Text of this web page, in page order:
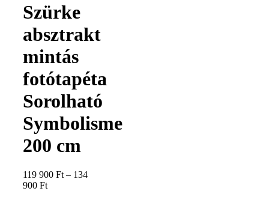
Szürke
absztrakt
mintás
fotótapéta
Sorolható
Symbolisme
200 cm
119 900 Ft – 134
900 Ft